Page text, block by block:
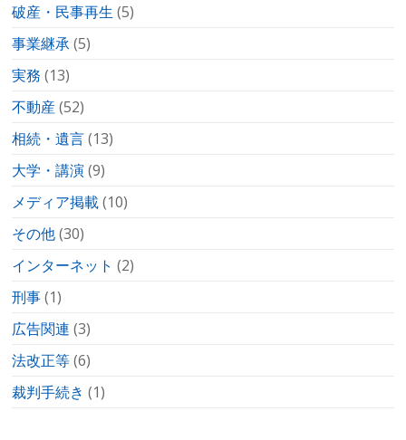
破産・民事再生 (5)
事業継承(5)
実務 (13)
不動産(52)
相続・遺言(13)
大学・講演(9)
メディア掲載(10)
その他(30)
インターネット (2)
刑事(1)
広告関連 (3)
法改正等(6)
裁判手続き (1)